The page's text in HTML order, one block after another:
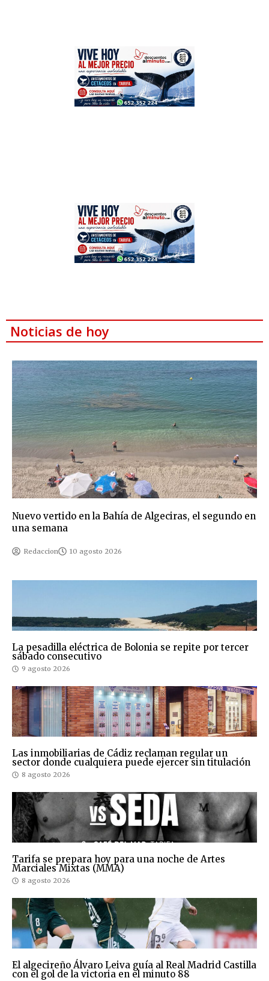
Noticias de hoy
Nuevo vertido en la Bahía de Algeciras, el segundo en
una semana
Redaccion 10 agosto 2026
La pesadilla eléctrica de Bolonia se repite por tercer
sábado consecutivo
9 agosto 2026
Las inmobiliarias de Cádiz reclaman regular un
sector donde cualquiera puede ejercer sin titulación
8 agosto 2026
Tarifa se prepara hoy para una noche de Artes
Marciales Mixtas (MMA)
8 agosto 2026
El algecireño Álvaro Leiva guía al Real Madrid Castilla
con el gol de la victoria en el minuto 88